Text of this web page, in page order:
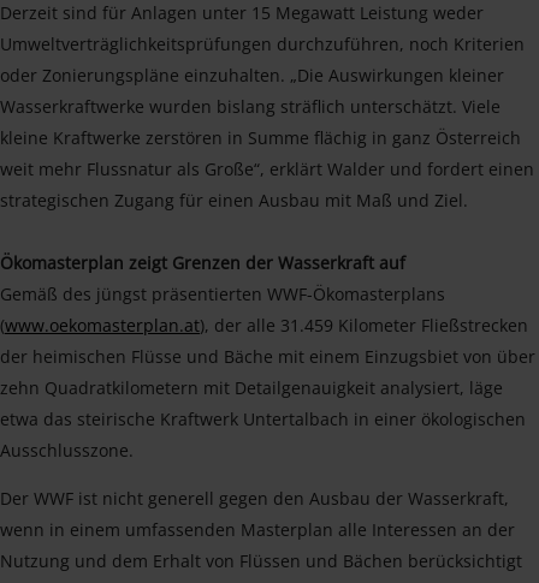
Derzeit sind für Anlagen unter 15 Megawatt Leistung weder
Umweltverträglichkeitsprüfungen durchzuführen, noch Kriterien
oder Zonierungspläne einzuhalten. „Die Auswirkungen kleiner
Wasserkraftwerke wurden bislang sträflich unterschätzt. Viele
kleine Kraftwerke zerstören in Summe flächig in ganz Österreich
weit mehr Flussnatur als Große“, erklärt Walder und fordert einen
strategischen Zugang für einen Ausbau mit Maß und Ziel.
Ökomasterplan zeigt Grenzen der Wasserkraft auf
Gemäß des jüngst präsentierten WWF-Ökomasterplans
(www.oekomasterplan.at), der alle 31.459 Kilometer Fließstrecken
der heimischen Flüsse und Bäche mit einem Einzugsbiet von über
zehn Quadratkilometern mit Detailgenauigkeit analysiert, läge
etwa das steirische Kraftwerk Untertalbach in einer ökologischen
Ausschlusszone.
Der WWF ist nicht generell gegen den Ausbau der Wasserkraft,
wenn in einem umfassenden Masterplan alle Interessen an der
Nutzung und dem Erhalt von Flüssen und Bächen berücksichtigt